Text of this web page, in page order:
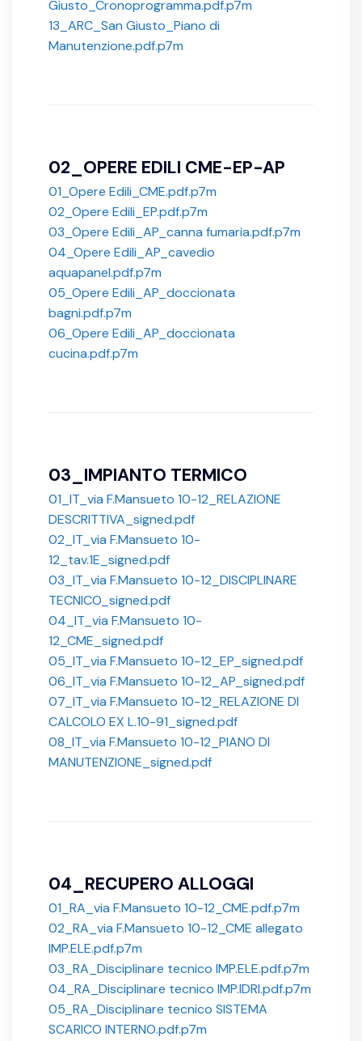
Giusto_Cronoprogramma.pdf.p7m
13_ARC_San Giusto_Piano di
Manutenzione.pdf.p7m
02_OPERE EDILI CME-EP-AP
01_Opere Edili_CME.pdf.p7m
02_Opere Edili_EP.pdf.p7m
03_Opere Edili_AP_canna fumaria.pdf.p7m
04_Opere Edili_AP_cavedio
aquapanel.pdf.p7m
05_Opere Edili_AP_doccionata
bagni.pdf.p7m
06_Opere Edili_AP_doccionata
cucina.pdf.p7m
03_IMPIANTO TERMICO
01_IT_via F.Mansueto 10-12_RELAZIONE
DESCRITTIVA_signed.pdf
02_IT_via F.Mansueto 10-
12_tav.1E_signed.pdf
03_IT_via F.Mansueto 10-12_DISCIPLINARE
TECNICO_signed.pdf
04_IT_via F.Mansueto 10-
12_CME_signed.pdf
05_IT_via F.Mansueto 10-12_EP_signed.pdf
06_IT_via F.Mansueto 10-12_AP_signed.pdf
07_IT_via F.Mansueto 10-12_RELAZIONE DI
CALCOLO EX L.10-91_signed.pdf
08_IT_via F.Mansueto 10-12_PIANO DI
MANUTENZIONE_signed.pdf
04_RECUPERO ALLOGGI
01_RA_via F.Mansueto 10-12_CME.pdf.p7m
02_RA_via F.Mansueto 10-12_CME allegato
IMP.ELE.pdf.p7m
03_RA_Disciplinare tecnico IMP.ELE.pdf.p7m
04_RA_Disciplinare tecnico IMP.IDRI.pdf.p7m
05_RA_Disciplinare tecnico SISTEMA
SCARICO INTERNO.pdf.p7m